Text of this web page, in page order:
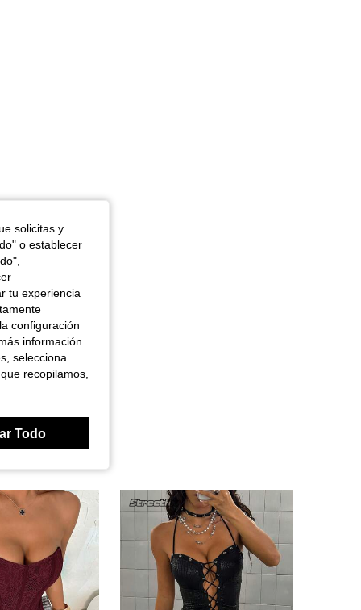
solicitas y
o establecer
tu experiencia
configuración
información
selecciona
recopilamos,
Todo